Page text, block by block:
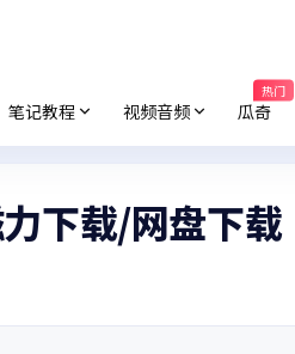
笔记教程 视频音频 瓜奇
热门
下载/网盘下载